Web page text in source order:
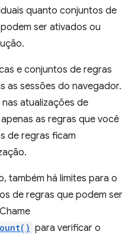
quanto conjuntos de
ser ativados ou
e conjuntos de regras
as sessões do navegador.
atualizações de
as regras que você
de regras ficam
também há limites para o
de regras que podem ser
para verificar o